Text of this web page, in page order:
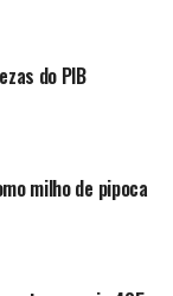
do PIB
milho de pipoca